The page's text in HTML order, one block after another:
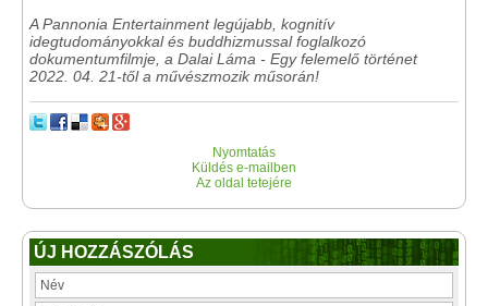
A Pannonia Entertainment legújabb, kognitív
idegtudományokkal és buddhizmussal foglalkozó
dokumentumfilmje, a Dalai Láma - Egy felemelő történet
2022. 04. 21-től a művészmozik műsorán!
Nyomtatás
Küldés e-mailben
Az oldal tetejére
ÚJ HOZZÁSZÓLÁS